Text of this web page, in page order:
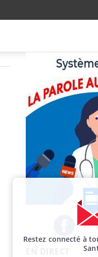
Facebook
Restez connecté à